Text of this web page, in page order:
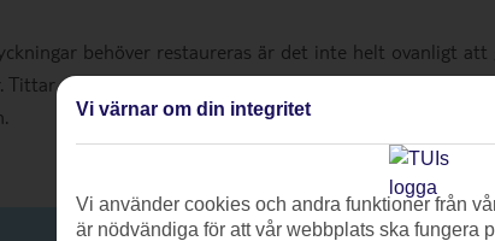
behöver restaureras är det inte helt ovanligt
Tittar du riktigt noga kan du till exempel upptäcka
Vi värnar om din integritet
Vi använder cookies och andra funktioner från
är nödvändiga för att vår webbplats ska fungera